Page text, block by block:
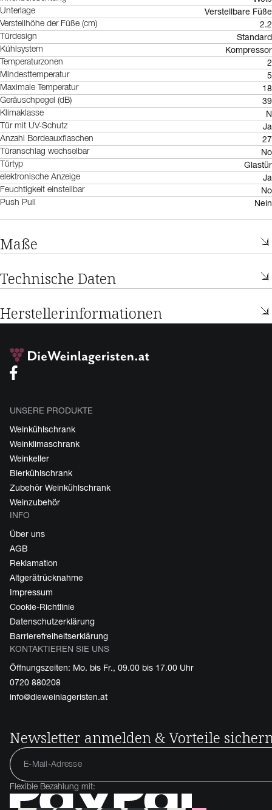
Unterlage Verstellbare Füße
Verstellhöhe der Füße (cm) 2.2
Türdesign Standard
Kühlsystem Kompressor
Temperaturzonen 2
Mindesttemperatur 5
Maximale Temperatur 18
Geräuschpegel (dB) 39
Klimaklasse N
Tür mit UV-Schutz Ja
Anzahl Bordeauxflaschen 27
Türanschlag wechselbar No
Türtyp Glastür
elektronische Anzeige Ja
Feuchtigkeit einstellbar No
Push Pull Nein
Maße
Technische Daten
Herstellerinformationen
UNSERE PRODUKTE
Weinkühlschrank
Weinklimaschrank
Weinkeller
Bierkühlschrank
Zubehör Weinkühlschrank
Weinzubehör
INFO
Über uns
AGB
Reklamation
Altgerätrücknahme
Impressum
Cookie-Richtlinie
Datenschutzerklärung
Barrierefreiheitserklärung
KONTAKTIEREN SIE UNS
Öffnungszeiten: Mo. bis Fr., 09.00 bis 17.00 Uhr
0720 880208
info@dieweinlageristen.at
Newsletter anmelden & Vorteile
Flexible Bezahlung mit: